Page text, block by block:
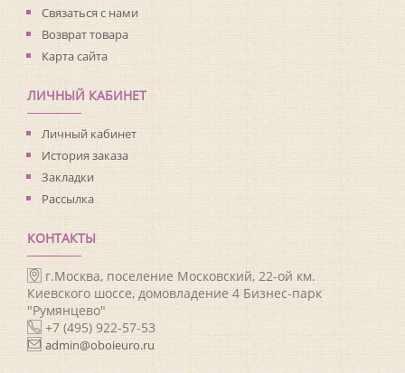
Связаться с нами
Возврат товара
Карта сайта
ЛИЧНЫЙ КАБИНЕТ
Личный кабинет
История заказа
Закладки
Рассылка
КОНТАКТЫ
г.Москва, поселение Московский, 22-ой км.
Киевского шоссе, домовладение 4 Бизнес-парк
"Румянцево"
+7 (495) 922-57-53
admin@oboieuro.ru